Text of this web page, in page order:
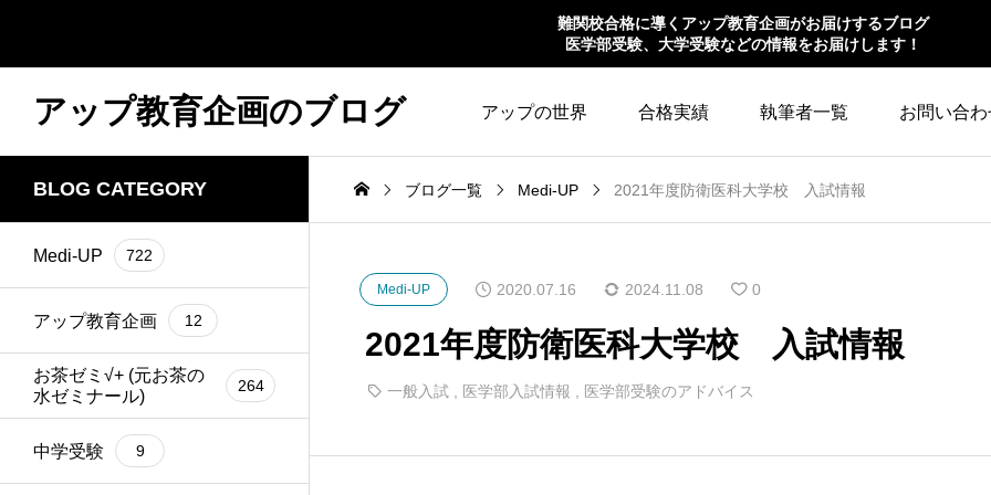
難関校合格に導くアップ教育企画がお届けするブログ
医学部受験、大学受験などの情報をお届けします！
アップ教育企画のブログ アップの世界 合格実績 執筆者一覧 お問い合わ
BLOG CATEGORY
Medi-UP 722
アップ教育企画 12
お茶ゼミ√+ (元お茶の
水ゼミナール)
264
中学受験 9
ブログ一覧 Medi-UP 2021年度防衛医科大学校 入試情報
Medi-UP 2020.07.16 2024.11.08 0
2021年度防衛医科大学校 入試情報
一般入試 医学部入試情報 医学部受験のアドバイス